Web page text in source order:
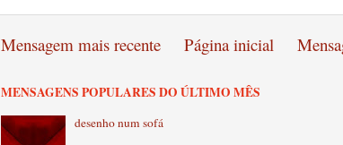
Mensagem mais recente Página inicial
MENSAGENS POPULARES DO ÚLTIMO MÊS
desenho num sofá